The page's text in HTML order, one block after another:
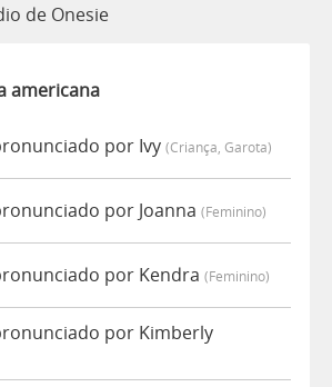
de Onesie
americana
por Ivy (criança, Garota)
por Joanna (feminino)
por Kendra (feminino)
por Kimberly